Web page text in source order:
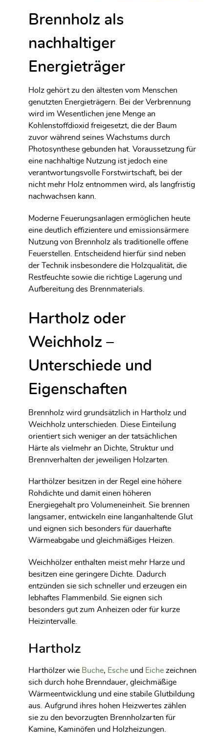
Brennholz als
nachhaltiger
Energieträger
Holz gehört zu den ältesten vom Menschen
genutzten Energieträgern. Bei der Verbrennung
wird im Wesentlichen jene Menge an
Kohlenstoffdioxid freigesetzt, die der Baum
zuvor während seines Wachstums durch
Photosynthese gebunden hat. Voraussetzung für
eine nachhaltige Nutzung ist jedoch eine
verantwortungsvolle Forstwirtschaft, bei der
nicht mehr Holz entnommen wird, als langfristig
nachwachsen kann.
Moderne Feuerungsanlagen ermöglichen heute
eine deutlich effizientere und emissionsärmere
Nutzung von Brennholz als traditionelle offene
Feuerstellen. Entscheidend hierfür sind neben
der Technik insbesondere die Holzqualität, die
Restfeuchte sowie die richtige Lagerung und
Aufbereitung des Brennmaterials.
Hartholz oder
Weichholz –
Unterschiede und
Eigenschaften
Brennholz wird grundsätzlich in Hartholz und
Weichholz unterschieden. Diese Einteilung
orientiert sich weniger an der tatsächlichen
Härte als vielmehr an Dichte, Struktur und
Brennverhalten der jeweiligen Holzarten.
Harthölzer besitzen in der Regel eine höhere
Rohdichte und damit einen höheren
Energiegehalt pro Volumeneinheit. Sie brennen
langsamer, entwickeln eine langanhaltende Glut
und eignen sich besonders für dauerhafte
Wärmeabgabe und gleichmäßiges Heizen.
Weichhölzer enthalten meist mehr Harze und
besitzen eine geringere Dichte. Dadurch
entzünden sie sich schneller und erzeugen ein
lebhaftes Flammenbild. Sie eignen sich
besonders gut zum Anheizen oder für kurze
Heizintervalle.
Hartholz
Harthölzer wie Buche, Esche und Eiche zeichnen
sich durch hohe Brenndauer, gleichmäßige
Wärmeentwicklung und eine stabile Glutbildung
aus. Aufgrund ihres hohen Heizwertes zählen
sie zu den bevorzugten Brennholzarten für
Kamine, Kaminöfen und Holzheizungen.